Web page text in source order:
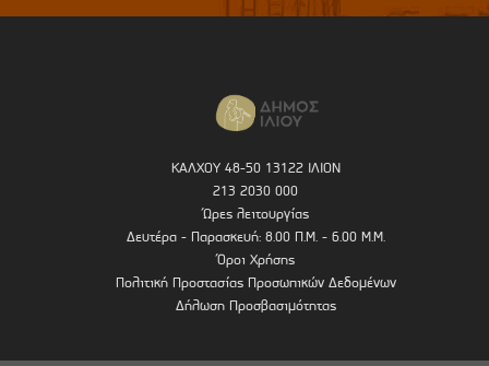
ΚΑΛΧΟΥ 48-50 13122 ΙΛΙΟΝ
213 2030 000
Ώρες λειτουργίας
Δευτέρα - Παρασκευή: 8.00 Π.Μ. - 6.00 Μ.Μ.
Όροι Χρήσης
Πολιτική Προστασίας Προσωπικών Δεδομένων
Δήλωση Προσβασιμότητας